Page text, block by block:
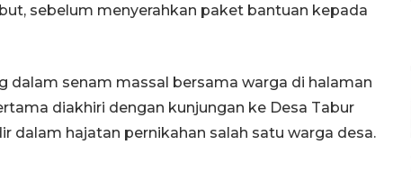
sebelum menyerahkan paket bantuan kepada
dalam senam massal bersama warga di halaman
diakhiri dengan kunjungan ke Desa Tabur
dalam hajatan pernikahan salah satu warga desa.